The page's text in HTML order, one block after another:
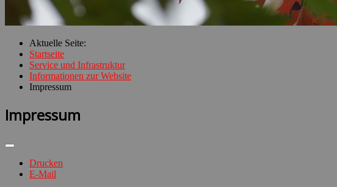
Aktuelle Seite:
Startseite
Service und Infrastruktur
Informationen zur Website
Impressum
Impressum
Drucken
E-Mail